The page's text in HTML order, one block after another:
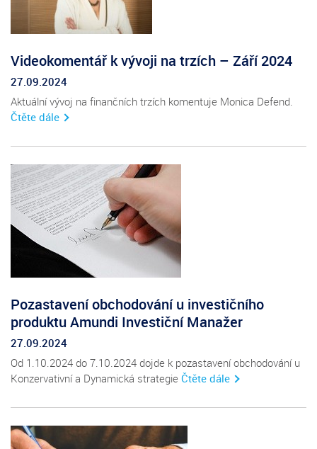
Videokomentář k vývoji na trzích – Září 2024
27.09.2024
Aktuální vývoj na finančních trzích komentuje Monica Defend.
Čtěte dále
Pozastavení obchodování u investičního
produktu Amundi Investiční Manažer
27.09.2024
Od 1.10.2024 do 7.10.2024 dojde k pozastavení obchodování u
Konzervativní a Dynamická strategie Čtěte dále